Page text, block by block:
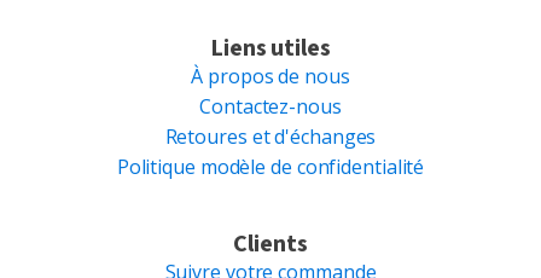
Liens utiles
À propos de nous
Contactez-nous
Retoures et d'échanges
Politique modèle de confidentialité
Clients
Suivre votre commande